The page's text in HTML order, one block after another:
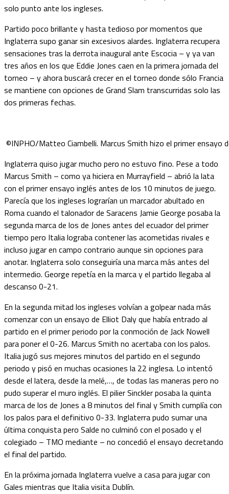
solo punto ante los ingleses.
Partido poco brillante y hasta tedioso por momentos que
Inglaterra supo ganar sin excesivos alardes. Inglaterra recupera
sensaciones tras la derrota inaugural ante Escocia – y ya van
tres años en los que Eddie Jones caen en la primera jornada del
torneo – y ahora buscará crecer en el torneo donde sólo Francia
se mantiene con opciones de Grand Slam transcurridas solo las
dos primeras fechas.
©INPHO/Matteo Ciambelli. Marcus Smith hizo el primer ensayo
Inglaterra quiso jugar mucho pero no estuvo fino. Pese a todo
Marcus Smith – como ya hiciera en Murrayfield – abrió la lata
con el primer ensayo inglés antes de los 10 minutos de juego.
Parecía que los ingleses lograrían un marcador abultado en
Roma cuando el talonador de Saracens Jamie George posaba la
segunda marca de los de Jones antes del ecuador del primer
tiempo pero Italia lograba contener las acometidas rivales e
incluso jugar en campo contrario aunque sin opciones para
anotar. Inglaterra solo conseguiría una marca más antes del
intermedio. George repetía en la marca y el partido llegaba al
descanso 0-21.
En la segunda mitad los ingleses volvían a golpear nada más
comenzar con un ensayo de Elliot Daly que había entrado al
partido en el primer periodo por la conmoción de Jack Nowell
para poner el 0-26. Marcus Smith no acertaba con los palos.
Italia jugó sus mejores minutos del partido en el segundo
periodo y pisó en muchas ocasiones la 22 inglesa. Lo intentó
desde el latera, desde la melé,…, de todas las maneras pero no
pudo superar el muro inglés. El pilier Sinckler posaba la quinta
marca de los de Jones a 8 minutos del final y Smith cumplía con
los palos para el definitivo 0-33. Inglaterra pudo sumar una
última conquista pero Salde no culminó con el posado y el
colegiado – TMO mediante – no concedió el ensayo decretando
el final del partido.
En la próxima jornada Inglaterra vuelve a casa para jugar con
Gales mientras que Italia visita Dublín.